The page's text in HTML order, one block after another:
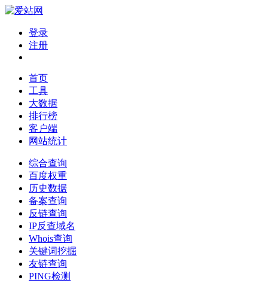
登录
注册
首页
工具
大数据
排行榜
客户端
网站统计
综合查询
百度权重
历史数据
备案查询
反链查询
IP反查域名
Whois查询
关键词挖掘
友链查询
PING检测